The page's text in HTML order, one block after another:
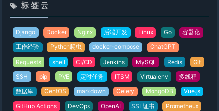
标 签 云
Django Docker Nginx 后端开发 Linux Go 容器化
工作经验 Python爬虫 docker-compose ChatGPT
Requests shell CI/CD Jenkins MySQL Redis Git
SSH pip PVE 定时任务 ITSM Virtualenv 多线程
数据库 CentOS markdown Celery MongoDB Vue.js
GitHub Actions DevOps OpenAI SSL证书 Prometheus